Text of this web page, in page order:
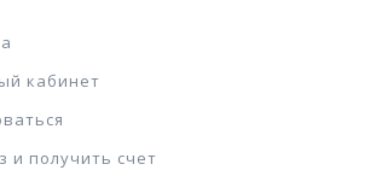
кабинет
и получить счет